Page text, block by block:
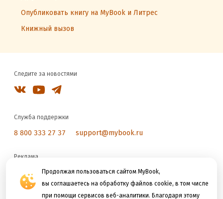
Продолжая пользоваться сайтом MyBook,
вы соглашаетесь на обработку файлов cookie, в том числе
при помощи сервисов веб-аналитики. Благодаря этому
Опубликовать книгу на MyBook и Литрес
Книжный вызов
Следите за новостями
Служба поддержки
8 800 333 27 37 support@mybook.ru
Реклама
reklama@litres.ru
Мы принимаем к оплате